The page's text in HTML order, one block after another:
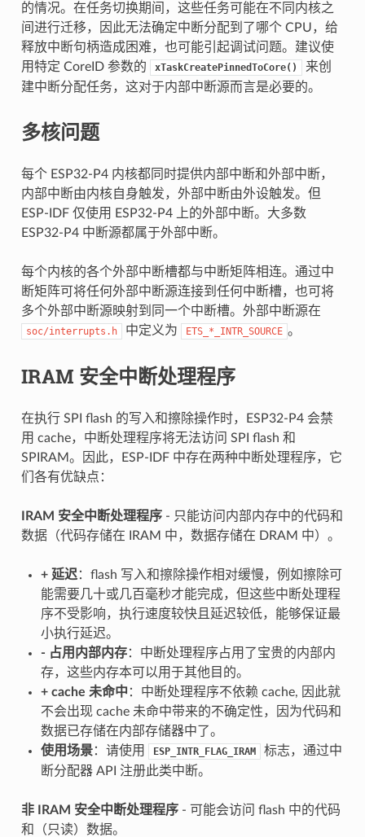
的情况。在任务切换期间，这些任务可能在不同内核之
间进行迁移，因此无法确定中断分配到了哪个 CPU，给
释放中断句柄造成困难，也可能引起调试问题。建议使
用特定 CoreID 参数的
xTaskCreatePinnedToCore()
来创
建中断分配任务，这对于内部中断源而言是必要的。
多核问题
每个 ESP32-P4 内核都同时提供内部中断和外部中断，
内部中断由内核自身触发，外部中断由外设触发。但
ESP-IDF 仅使用 ESP32-P4 上的外部中断。大多数
ESP32-P4 中断源都属于外部中断。
每个内核的各个外部中断槽都与中断矩阵相连。通过中
断矩阵可将任何外部中断源连接到任何中断槽，也可将
多个外部中断源映射到同一个中断槽。外部中断源在
soc/interrupts.h 中定义为 ETS_*_INTR_SOURCE 。
IRAM 安全中断处理程序
在执行 SPI flash 的写入和擦除操作时，ESP32-P4 会禁
用 cache，中断处理程序将无法访问 SPI flash 和
SPIRAM。因此，ESP-IDF 中存在两种中断处理程序，它
们各有优缺点：
IRAM 安全中断处理程序- 只能访问内部内存中的代码和
数据（代码存储在 IRAM 中，数据存储在 DRAM 中）。
+ 延迟：flash 写入和擦除操作相对缓慢，例如擦除可
能需要几十或几百毫秒才能完成，但这些中断处理程
序不受影响，执行速度较快且延迟较低，能够保证最
小执行延迟。
- 占用内部内存：中断处理程序占用了宝贵的内部内
存，这些内存本可以用于其他目的。
+ cache 未命中 ：中断处理程序不依赖 cache, 因此就
不会出现 cache 未命中带来的不确定性，因为代码和
数据已存储在内部存储器中了。
使用场景：请使用 ESP_INTR_FLAG_IRAM
标志，通过中
断分配器 API 注册此类中断。
非 IRAM 安全中断处理程序- 可能会访问 flash 中的代码
和（只读）数据。